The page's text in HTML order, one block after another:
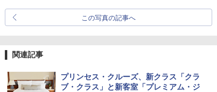
この写真の記事へ
関連記事
プリンセス・クルーズ、新クラス「クラ
ブ・クラス」と新客室「プレミアム・ジ